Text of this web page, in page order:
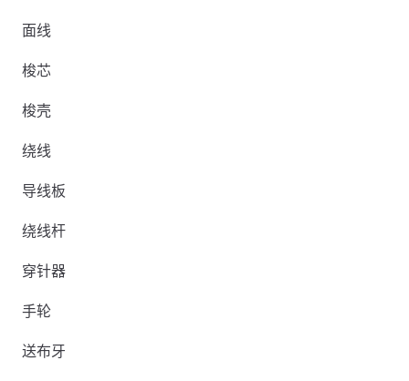
面线
梭芯
梭壳
绕线
导线板
绕线杆
穿针器
手轮
送布牙